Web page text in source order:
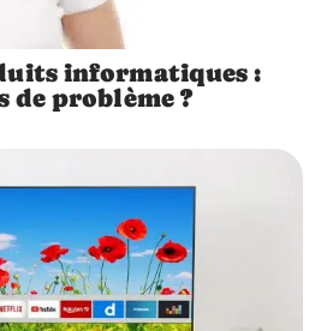
informatiques :
de problème ?